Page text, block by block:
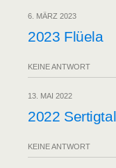
6. MÄRZ 2023
2023 Flüela
KEINE ANTWORT
13. MAI 2022
2022 Sertigtal
KEINE ANTWORT